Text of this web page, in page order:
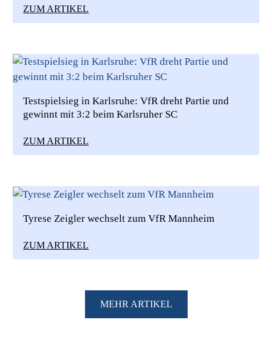
ZUM ARTIKEL
Testspielsieg in Karlsruhe: VfR dreht Partie und
gewinnt mit 3:2 beim Karlsruher SC
ZUM ARTIKEL
Tyrese Zeigler wechselt zum VfR Mannheim
ZUM ARTIKEL
MEHR ARTIKEL